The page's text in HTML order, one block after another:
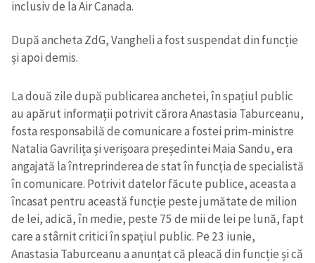
inclusiv de la Air Canada.
După ancheta ZdG, Vangheli a fost suspendat din funcție
și apoi demis.
La două zile după publicarea anchetei, în spațiul public
au apărut informații potrivit cărora Anastasia Taburceanu,
fosta responsabilă de comunicare a fostei prim-ministre
Natalia Gavrilița și verișoara președintei Maia Sandu, era
angajată la întreprinderea de stat în funcția de specialistă
în comunicare. Potrivit datelor făcute publice, aceasta a
încasat pentru această funcție peste jumătate de milion
de lei, adică, în medie, peste 75 de mii de lei pe lună, fapt
care a stârnit critici în spațiul public. Pe 23 iunie,
Anastasia Taburceanu a anunțat că pleacă din funcție și că